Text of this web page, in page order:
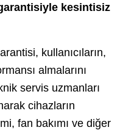
kesintisiz
kullanıcıların,
almalarını
servis uzmanları
cihazların
fan bakımı ve diğer